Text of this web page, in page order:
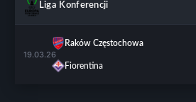
Liga Konferencji
19.03.26
Raków Częstochowa
Fiorentina